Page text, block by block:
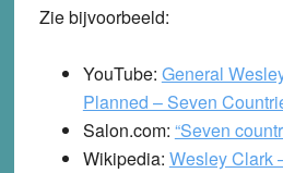
Zie bijvoorbeeld:
YouTube: General
Planned – Seven
Salon.com: “Seven
Wikipedia: Wesley Clark